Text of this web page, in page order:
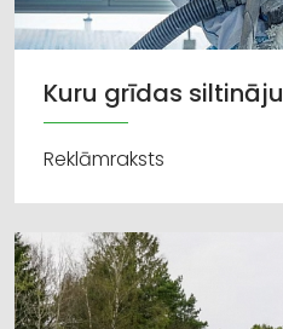
Kuru grīdas
Reklāmraksts